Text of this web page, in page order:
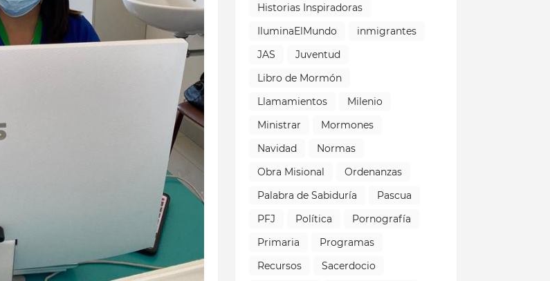
Historias Inspiradoras
IluminaElMundo
inmigrantes
JAS
Juventud
Libro de Mormón
Llamamientos
Milenio
Ministrar
Mormones
Navidad
Normas
Obra Misional
Ordenanzas
Palabra de Sabiduría
Pascua
PFJ
Política
Pornografía
Primaria
Programas
Recursos
Sacerdocio